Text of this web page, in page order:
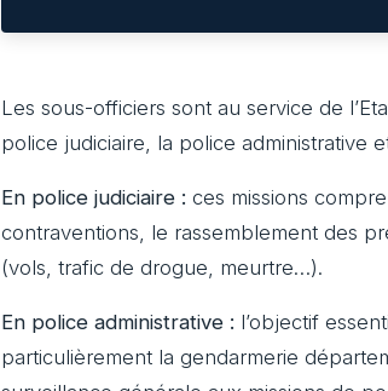
Les sous-officiers sont au service de
police judiciaire, la police administrative
En police judiciaire : ces missions
contraventions, le rassemblement des
(vols, trafic de drogue, meurtre…).
En police administrative : l’objectif
particulièrement la gendarmerie